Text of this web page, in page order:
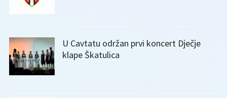
U Cavtatu održan prvi koncert Dječje
klape Škatulica